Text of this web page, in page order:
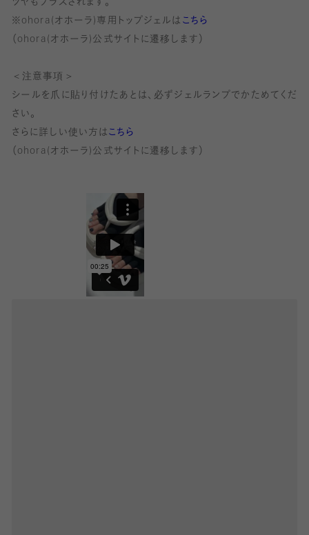
・・・・・・・・・・
・ホワイトセットはこちら
・グレーセットはこちら
・ブラックセットはこちら
・ベージュセットはこちら
・ ブルーセットはこちら
ツヤもプラスされます。
※ohora(オホーラ)専用トップジェルは こちら
（ohora(オホーラ)公式サイトに遷移します）
＜注意事項＞
シールを爪に貼り付けたあとは、必ずジェルランプでかためてくだ
さい。
さらに詳しい使い方は こちら
（ohora(オホーラ)公式サイトに遷移します）